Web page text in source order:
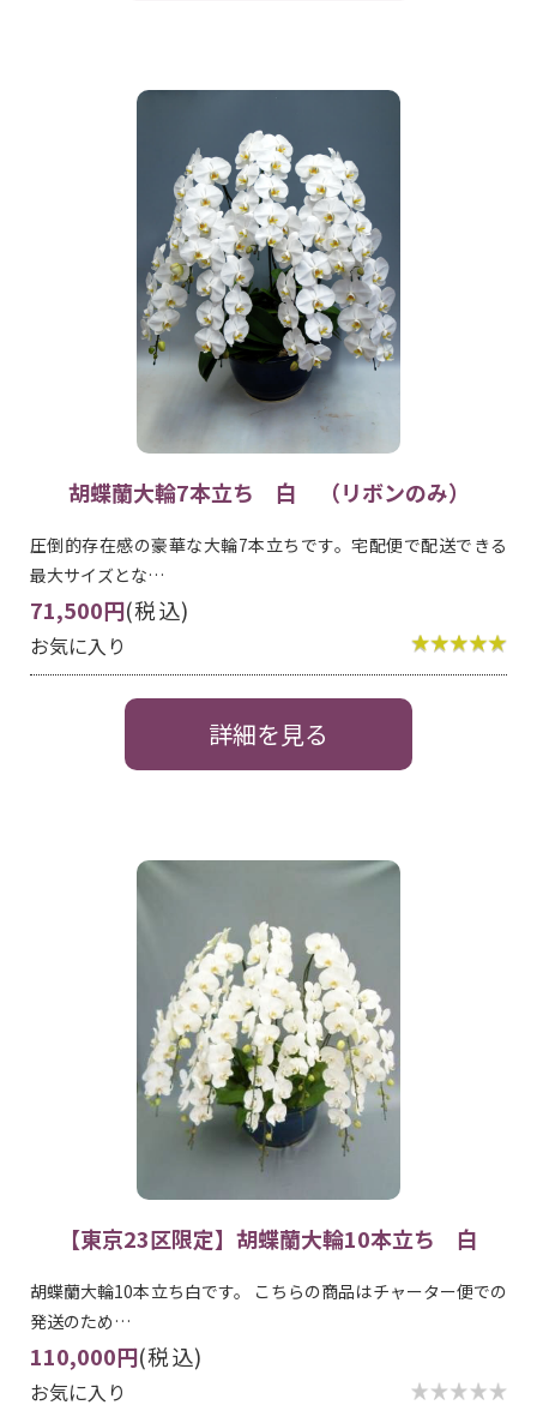
胡蝶蘭大輪7本立ち 白 （リボンのみ）
圧倒的存在感の豪華な大輪7本立ちです。宅配便で配送できる
最大サイズとな…
71,500円(税込)
お気に入り
詳細を見る
【東京23区限定】胡蝶蘭大輪10本立ち 白
胡蝶蘭大輪10本立ち白です。 こちらの商品はチャーター便での
発送のため…
110,000円(税込)
お気に入り